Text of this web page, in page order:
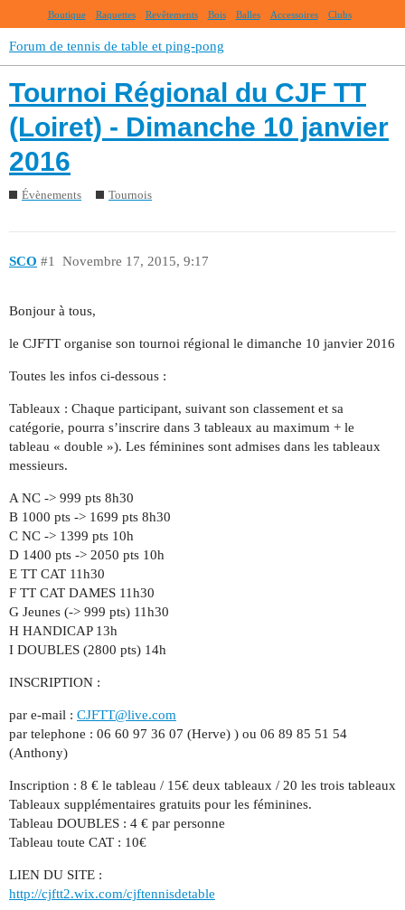
Boutique Raquettes Revêtements Bois Balles Accessoires Clubs
Forum de tennis de table et ping-pong
Tournoi Régional du CJF TT
(Loiret) - Dimanche 10 janvier
2016
Évènements Tournois
SCO Novembre 17, 2015, 9:17
#1
Bonjour à tous,
le CJFTT organise son tournoi régional le dimanche 10 janvier 2016
Toutes les infos ci-dessous :
Tableaux : Chaque participant, suivant son classement et sa
catégorie, pourra s’inscrire dans 3 tableaux au maximum + le
tableau « double »). Les féminines sont admises dans les tableaux
messieurs.
A NC -> 999 pts 8h30
B 1000 pts -> 1699 pts 8h30
C NC -> 1399 pts 10h
D 1400 pts -> 2050 pts 10h
E TT CAT 11h30
F TT CAT DAMES 11h30
G Jeunes (-> 999 pts) 11h30
H HANDICAP 13h
I DOUBLES (2800 pts) 14h
INSCRIPTION :
par e-mail : CJFTT@live.com
par telephone : 06 60 97 36 07 (Herve) ) ou 06 89 85 51 54
(Anthony)
Inscription : 8 € le tableau / 15€ deux tableaux / 20 les trois tableaux
Tableaux supplémentaires gratuits pour les féminines.
Tableau DOUBLES : 4 € par personne
Tableau toute CAT : 10€
LIEN DU SITE :
http://cjftt2.wix.com/cjftennisdetable